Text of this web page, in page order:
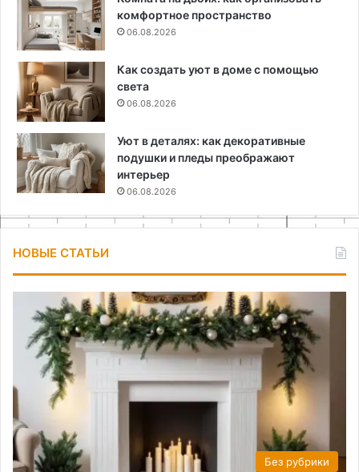
комфортное пространство
06.08.2026
Как создать уют в доме с помощью
света
06.08.2026
Уют в деталях: как декоративные
подушки и пледы преображают
интерьер
06.08.2026
НОВЫЕ СТАТЬИ
Без рубрики